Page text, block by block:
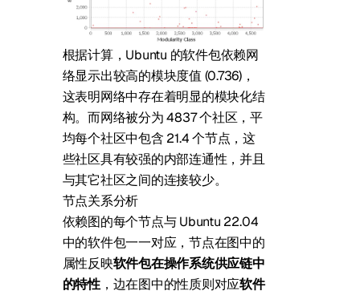
根据计算，Ubuntu 的软件包依赖网
络显示出较高的模块度值 (0.736)，
这表明网络中存在着明显的模块化结
构。而网络被分为 4837 个社区，平
均每个社区中包含 21.4 个节点，这
些社区具有较强的内部连通性，并且
与其它社区之间的连接较少。
节点关系分析
依赖图的每个节点与 Ubuntu 22.04
中的软件包一一对应，节点在图中的
属性反映软件包在操作系统供应链中
的特性，边在图中的性质则对应软件